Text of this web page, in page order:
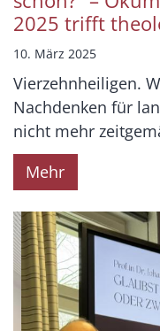
2025 trifft
10. März 2025
Vierzehnheiligen.
Nachdenken für
nicht mehr
Mehr